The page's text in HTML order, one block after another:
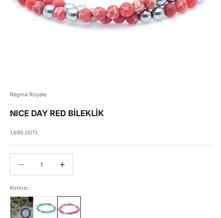
Regina Royale
NICE DAY RED BİLEKLİK
İndirimli fiyat
1,695.00TL
Kırmızı: